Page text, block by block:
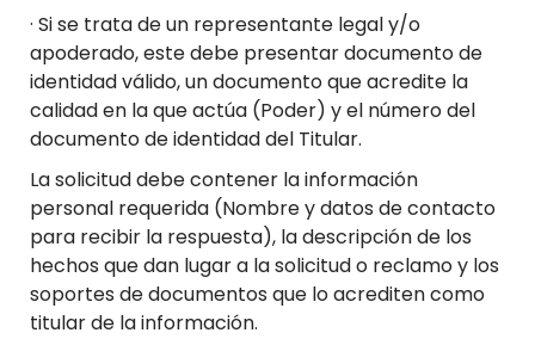
· Si se trata de un representante legal y/o
apoderado, este debe presentar documento de
identidad válido, un documento que acredite la
calidad en la que actúa (Poder) y el número del
documento de identidad del Titular.
La solicitud debe contener la información
personal requerida (Nombre y datos de contacto
para recibir la respuesta), la descripción de los
hechos que dan lugar a la solicitud o reclamo y los
soportes de documentos que lo acrediten como
titular de la información.